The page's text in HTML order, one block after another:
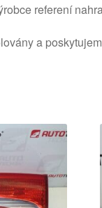
referení
a